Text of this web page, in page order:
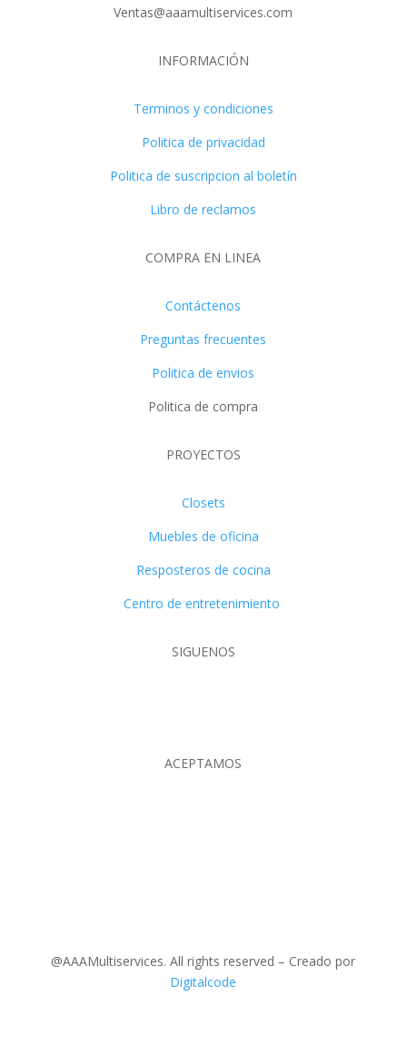
Ventas@aaamultiservices.com
INFORMACIÓN
Terminos y condiciones
Politica de privacidad
Politica de suscripcion al boletín
Libro de reclamos
COMPRA EN LINEA
Contáctenos
Preguntas frecuentes
Politica de envios
Politica de compra
PROYECTOS
Closets
Muebles de oficina
Resposteros de cocina
Centro de entretenimiento
SIGUENOS
ACEPTAMOS
@AAAMultiservices. All rights reserved – Creado por
Digitalcode